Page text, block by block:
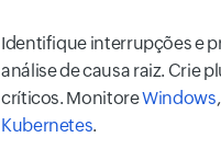
Identifique interrupções e
análise de causa raiz. Crie
críticos. MonitoreWindows
Kubernetes.